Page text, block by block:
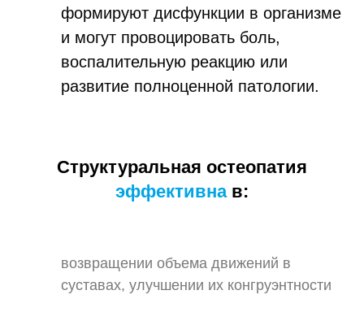
формируют дисфункции в организме
и могут провоцировать боль,
воспалительную реакцию или
развитие полноценной патологии.
Структуральная остеопатия
эффективнав:
возвращении объема движений в
суставах, улучшении их конгруэнтности